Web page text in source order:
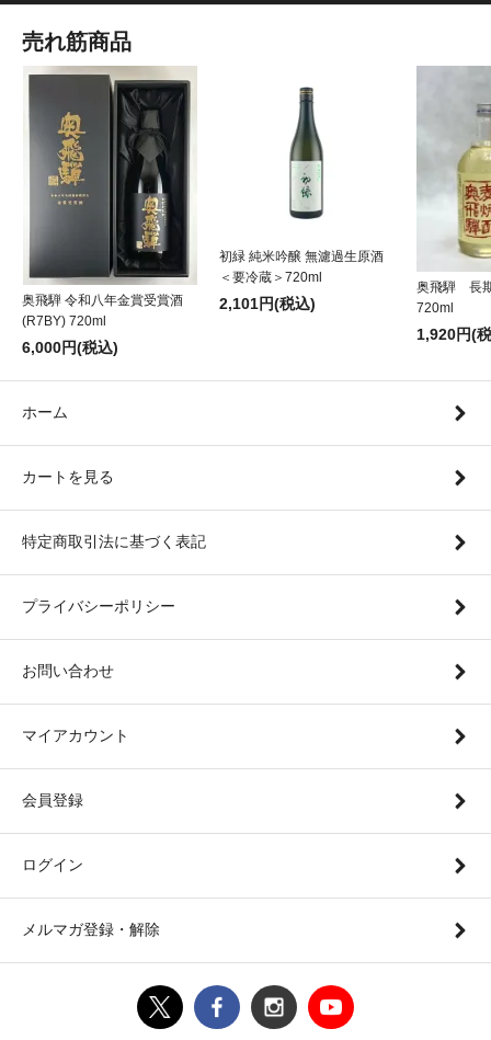
売れ筋商品
奥飛騨 令和八年金賞受賞酒
(R7BY) 720ml
6,000円(税込)
初緑 純米吟醸 無濾過生原酒
＜要冷蔵＞720ml
2,101円(税込)
奥飛騨 長
720ml
1,920円(
ホーム
カートを見る
特定商取引法に基づく表記
プライバシーポリシー
お問い合わせ
マイアカウント
会員登録
ログイン
メルマガ登録・解除